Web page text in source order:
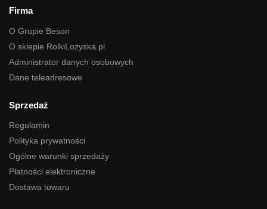
Firma
O Grupie Beson
O sklepie RolkiLozyska.pl
Administrator danych osobowych
Dane teleadresowe
Sprzedaż
Regulamin
Polityka prywatności
Ogólne warunki sprzedaży
Płatności elektroniczne
Dostawa towaru